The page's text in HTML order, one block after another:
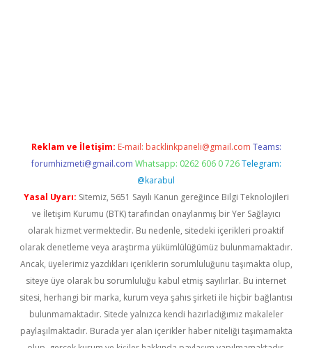
Reklam ve İletişim: E-mail: backlinkpaneli@gmail.com Teams:
forumhizmeti@gmail.com Whatsapp: 0262 606 0 726 Telegram:
@karabul
Yasal Uyarı: Sitemiz, 5651 Sayılı Kanun gereğince Bilgi Teknolojileri
ve İletişim Kurumu (BTK) tarafından onaylanmış bir Yer Sağlayıcı
olarak hizmet vermektedir. Bu nedenle, sitedeki içerikleri proaktif
olarak denetleme veya araştırma yükümlülüğümüz bulunmamaktadır.
Ancak, üyelerimiz yazdıkları içeriklerin sorumluluğunu taşımakta olup,
siteye üye olarak bu sorumluluğu kabul etmiş sayılırlar. Bu internet
sitesi, herhangi bir marka, kurum veya şahıs şirketi ile hiçbir bağlantısı
bulunmamaktadır. Sitede yalnızca kendi hazırladığımız makaleler
paylaşılmaktadır. Burada yer alan içerikler haber niteliği taşımamakta